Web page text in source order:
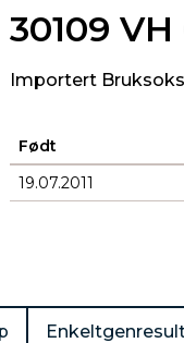
30109
Importert
Født
19.07.2011